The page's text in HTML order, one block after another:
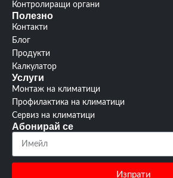
Контролиращи органи
Полезно
Контакти
Блог
Продукти
Калкулатор
Услуги
Монтаж на климатици
Профилактика на климатици
Сервиз на климатици
Абонирай се
Изпрати